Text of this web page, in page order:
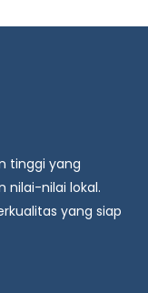
tinggi yang
nilai-nilai lokal.
yang siap